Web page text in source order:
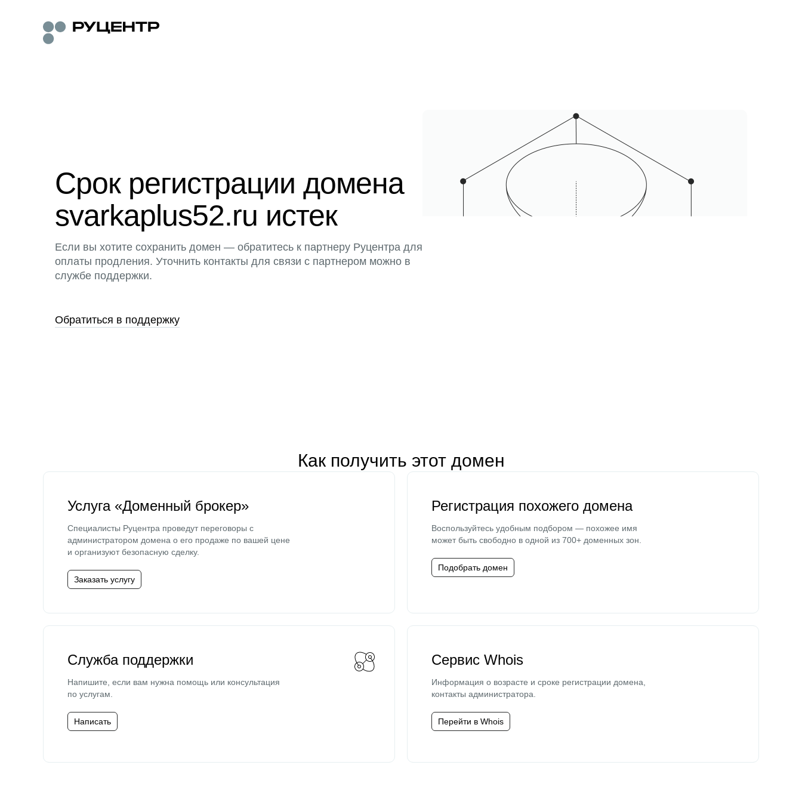
Срок регистрации домена
svarkaplus52.ru истек
Если вы хотите сохранить домен — обратитесь к партнеру Руцентра для
оплаты продления. Уточнить контакты для связи с партнером можно в
службе поддержки.
Обратиться в поддержку
Как получить этот домен
Услуга «Доменный брокер»
Специалисты Руцентра проведут переговоры с
администратором домена о его продаже по вашей цене
и организуют безопасную сделку.
Заказать услугу
Регистрация похожего домена
Воспользуйтесь удобным подбором — похожее имя
может быть свободно в одной из 700+ доменных зон.
Подобрать домен
Служба поддержки
Напишите, если вам нужна помощь или консультация
по услугам.
Написать
Сервис Whois
Информация о возрасте и сроке регистрации домена,
контакты администратора.
Перейти в Whois